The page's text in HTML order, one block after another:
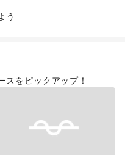
う
スをピックアップ！